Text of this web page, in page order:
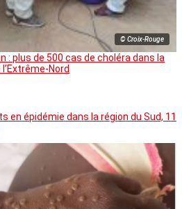
© Croix-Rouge
: plus de 500 cas de choléra dans la
Nord
en épidémie dans la région du Sud, 11